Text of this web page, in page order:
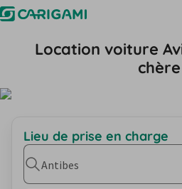
Location voiture
chère
Lieu de prise en charge
Antibes